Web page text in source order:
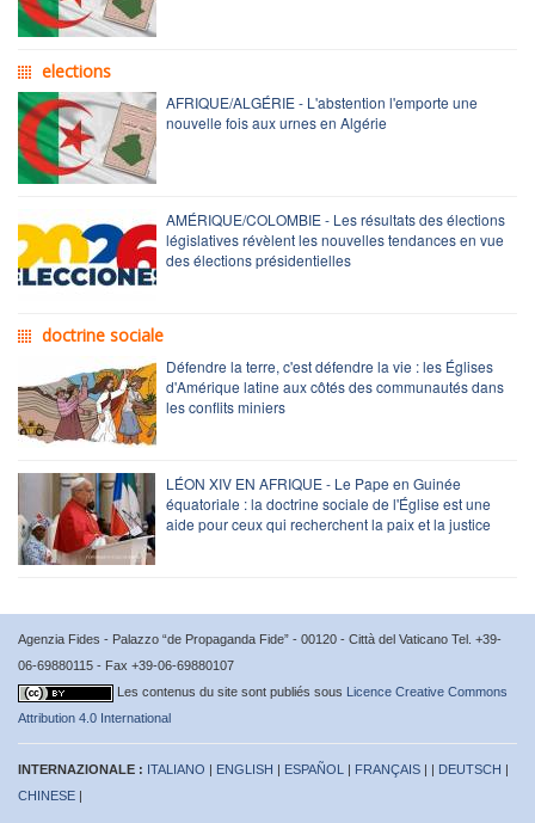
elections
AFRIQUE/ALGÉRIE - L'abstention l'emporte une
nouvelle fois aux urnes en Algérie
AMÉRIQUE/COLOMBIE - Les résultats des élections
législatives révèlent les nouvelles tendances en vue
des élections présidentielles
doctrine sociale
Défendre la terre, c'est défendre la vie : les Églises
d'Amérique latine aux côtés des communautés dans
les conflits miniers
LÉON XIV EN AFRIQUE - Le Pape en Guinée
équatoriale : la doctrine sociale de l'Église est une
aide pour ceux qui recherchent la paix et la justice
Agenzia Fides - Palazzo “de Propaganda Fide” - 00120 - Città del Vaticano Tel. +39-
06-69880115 - Fax +39-06-69880107
Les contenus du site sont publiés sous Licence Creative Commons
Attribution 4.0 International
INTERNAZIONALE : ITALIANO | ENGLISH | ESPAÑOL | FRANÇAIS | | DEUTSCH |
CHINESE |